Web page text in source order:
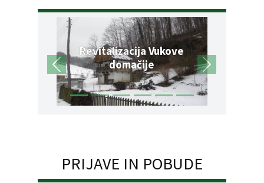
Revitalizacija Vukove
domačije
PRIJAVE IN POBUDE